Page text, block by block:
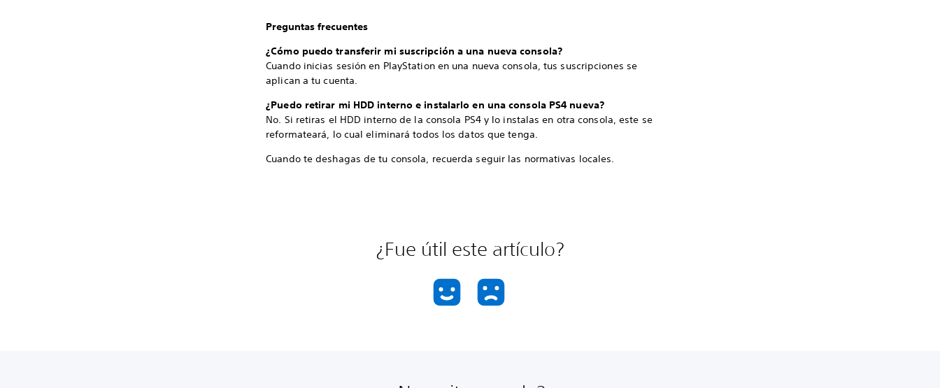
Preguntas frecuentes
¿Cómo puedo transferir mi suscripción a una nueva consola?
Cuando inicias sesión en PlayStation en una nueva consola, tus suscripciones se
aplican a tu cuenta.
¿Puedo retirar mi HDD interno e instalarlo en una consola PS4 nueva?
No. Si retiras el HDD interno de la consola PS4 y lo instalas en otra consola, este se
reformateará, lo cual eliminará todos los datos que tenga.
Cuando te deshagas de tu consola, recuerda seguir las normativas locales.
¿Fue útil este artículo?